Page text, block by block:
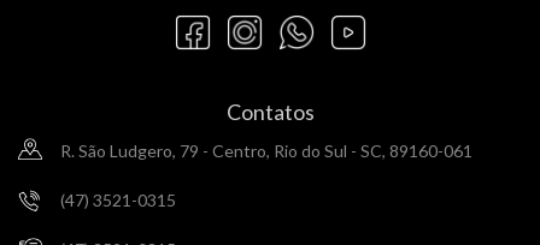
Contatos
R. São Ludgero, 79 - Centro, Rio do Sul - SC, 89160-061
(47) 3521-0315